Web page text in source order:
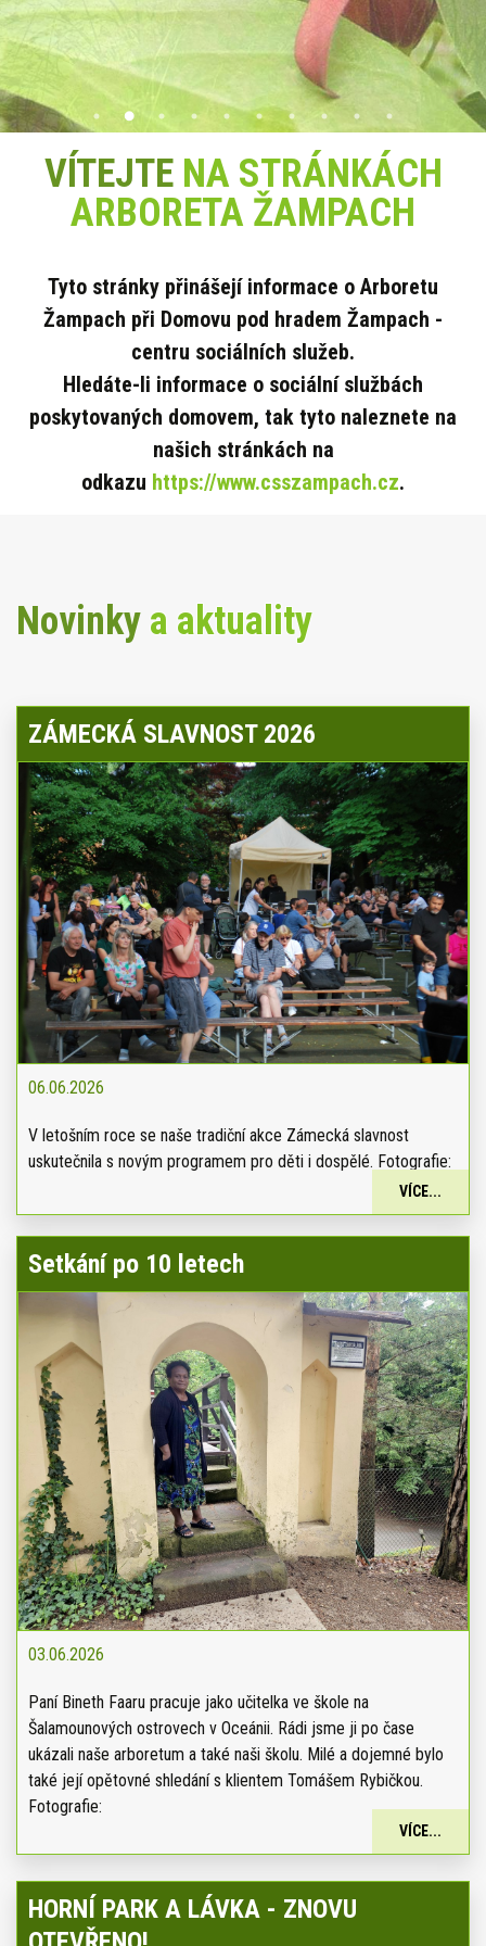
VÍTEJTENA STRÁNKÁCH
ARBORETA ŽAMPACH
Tyto stránky přinášejí informace o Arboretu
Žampach při Domovu pod hradem Žampach -
centru sociálních služeb.
Hledáte-li informace o sociální službách
poskytovaných domovem, tak tyto naleznete na
našich stránkách na
odkazu https://www.csszampach.cz.
Novinky a aktuality
ZÁMECKÁ SLAVNOST 2026
06.06.2026
V letošním roce se naše tradiční akce Zámecká slavnost
uskutečnila s novým programem pro děti i dospělé. Fotografie:
VÍCE...
Setkání po 10 letech
03.06.2026
Paní Bineth Faaru pracuje jako učitelka ve škole na
Šalamounových ostrovech v Oceánii. Rádi jsme ji po čase
ukázali naše arboretum a také naši školu. Milé a dojemné bylo
také její opětovné shledání s klientem Tomášem Rybičkou.
Fotografie:
VÍCE...
HORNÍ PARK A LÁVKA - ZNOVU